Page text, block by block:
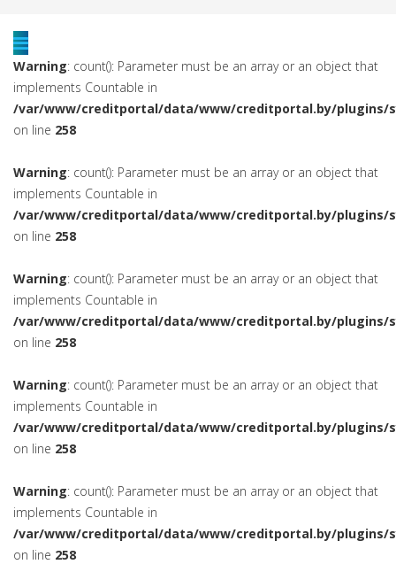
Warning: count(): Parameter must be an array or an object that
implements Countable in
/var/www/creditportal/data/www/creditportal.by/plugins/
on line 258
Warning: count(): Parameter must be an array or an object that
implements Countable in
/var/www/creditportal/data/www/creditportal.by/plugins/
on line 258
Warning: count(): Parameter must be an array or an object that
implements Countable in
/var/www/creditportal/data/www/creditportal.by/plugins/
on line 258
Warning: count(): Parameter must be an array or an object that
implements Countable in
/var/www/creditportal/data/www/creditportal.by/plugins/
on line 258
Warning: count(): Parameter must be an array or an object that
implements Countable in
/var/www/creditportal/data/www/creditportal.by/plugins/
on line 258